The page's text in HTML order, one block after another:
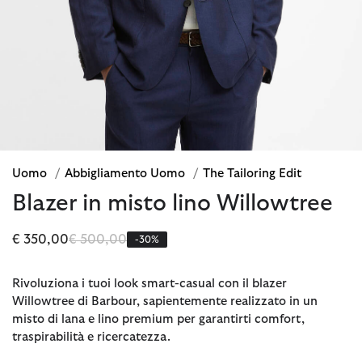
Uomo / Abbigliamento Uomo / The Tailoring Edit
Blazer in misto lino Willowtree
€ 350,00Prezzo ridotto da
€ 500,00a -30%
Rivoluziona i tuoi look smart-casual con il blazer
Willowtree di Barbour, sapientemente realizzato in un
misto di lana e lino premium per garantirti comfort,
traspirabilità e ricercatezza.